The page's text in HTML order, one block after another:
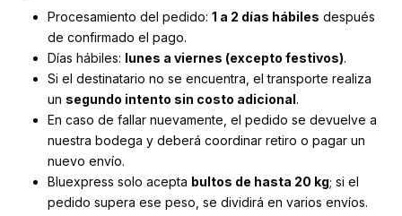
Procesamiento del pedido: 1 a 2 días hábiles después
de confirmado el pago.
Días hábiles: lunes a viernes (excepto festivos).
Si el destinatario no se encuentra, el transporte realiza
un segundo intento sin costo adicional.
En caso de fallar nuevamente, el pedido se devuelve a
nuestra bodega y deberá coordinar retiro o pagar un
nuevo envío.
Bluexpress solo acepta bultos de hasta 20 kg; si el
pedido supera ese peso, se dividirá en varios envíos.